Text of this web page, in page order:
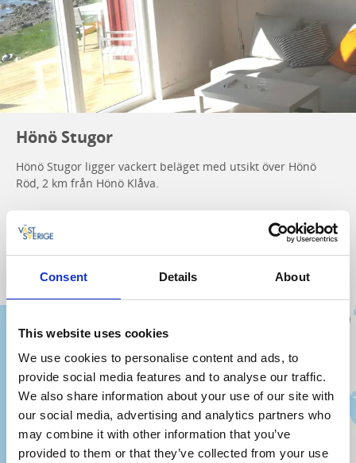
Consent Details About
This website uses cookies
We use cookies to personalise content and ads, to
provide social media features and to analyse our traffic.
We also share information about your use of our site with
our social media, advertising and analytics partners who
may combine it with other information that you’ve
provided to them or that they’ve collected from your use
Hönö Stugor
Hönö Stugor ligger vackert beläget med utsikt över Hönö
Röd, 2 km från Hönö Klåva.
De moderna stugorna är byggda 2014 och har fullutrustade
kök och badrum.
Bokning och mer info